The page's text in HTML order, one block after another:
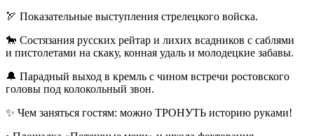
🏹 Показательные выступления стрелецкого войска.
🐎 Состязания русских рейтар и лихих всадников с саблями
и пистолетами на скаку, конная удаль и молодецкие забавы.
🔔 Парадный выход в кремль с чином встречи ростовского
головы под колокольный звон.
✨ Чем заняться гостям: можно ТРОНУТЬ историю руками!